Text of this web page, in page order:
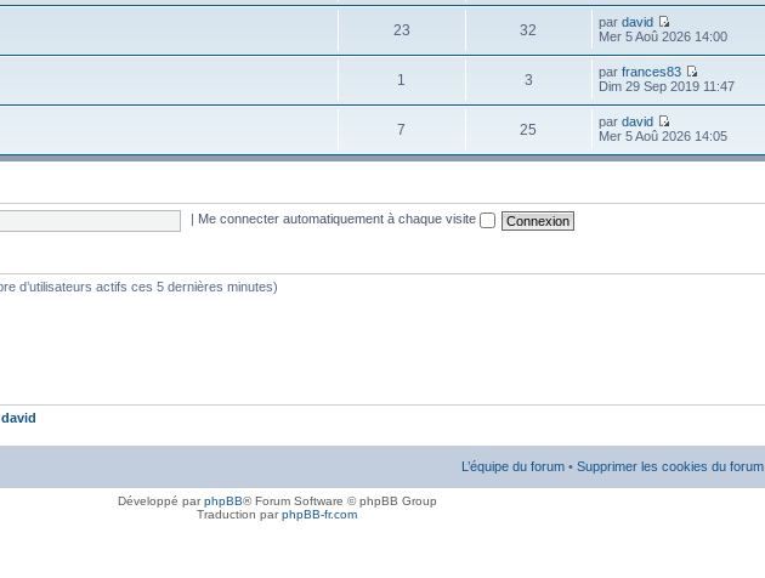
23 32 pardavid
Mer 5 Aoû 2026 14:00
1 3 parfrances83
Dim 29 Sep 2019 11:47
7 25 pardavid
Mer 5 Aoû 2026 14:05
Me connecter automatiquement à chaque visite
d’utilisateurs actifs ces 5 dernières minutes)
david
L’équipe du forum • Supprimer les cookies du forum
Développé parphpBB® Forum Software © phpBB Group
Traduction parphpBB-fr.com